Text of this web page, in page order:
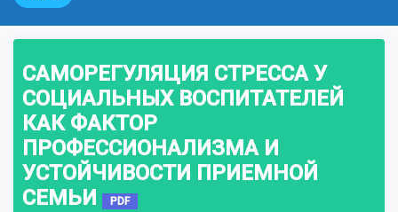
САМОРЕГУЛЯЦИЯ СТРЕССА У
СОЦИАЛЬНЫХ ВОСПИТАТЕЛЕЙ
КАК ФАКТОР
ПРОФЕССИОНАЛИЗМА И
УСТОЙЧИВОСТИ ПРИЕМНОЙ
СЕМЬИ
PDF